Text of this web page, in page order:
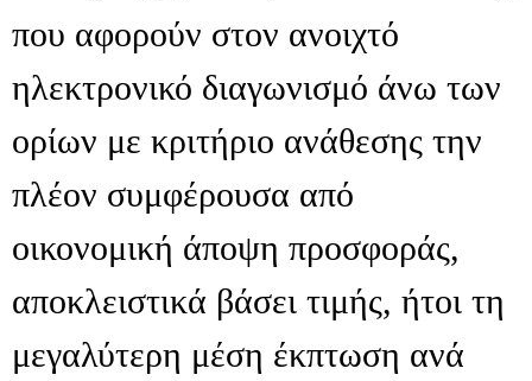
που αφορούν στον ανοιχτό
ηλεκτρονικό διαγωνισμό άνω των
ορίων με κριτήριο ανάθεσης την
πλέον συμφέρουσα από
οικονομική άποψη προσφοράς,
αποκλειστικά βάσει τιμής, ήτοι τη
μεγαλύτερη μέση έκπτωση ανά